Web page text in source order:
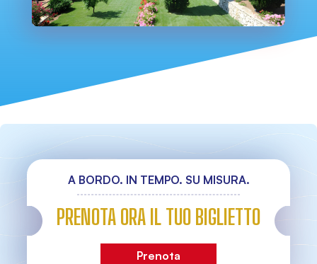
A BORDO. IN TEMPO. SU MISURA.
PRENOTA ORA IL TUO BIGLIETTO
Prenota